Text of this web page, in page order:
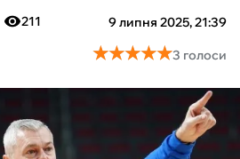
9 липня 2025, 21:39
211
★★★★★
★★★★★3 голоси